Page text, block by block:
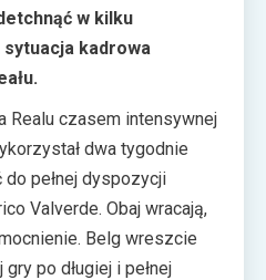
w kilku
kadrowa
Realu czasem intensywnej
dwa tygodnie
pełnej dyspozycji
Valverde. Obaj wracają,
Belg wreszcie
po długiej i pełnej